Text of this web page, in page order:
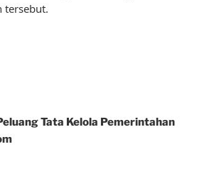
tersebut.
Tata Kelola Pemerintahan